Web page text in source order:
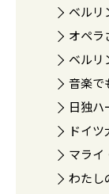
ベルリ
オペラ
ベルリ
音楽で
日独ハ
ドイ
マライ
わたし